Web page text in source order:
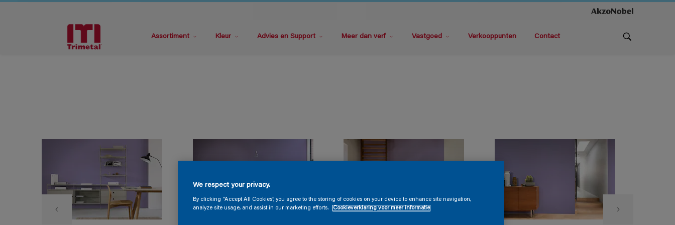
Assortiment Kleur Advies en Support Meer dan verf Vastgoed Verkooppunten Contact
We respect your privacy.
By clicking “Accept All Cookies”, you agree to the storing of cookies on your device to enhance site navigation,
analyze site usage, and assist in our marketing efforts.
Cookieverklaring voor meer informatie